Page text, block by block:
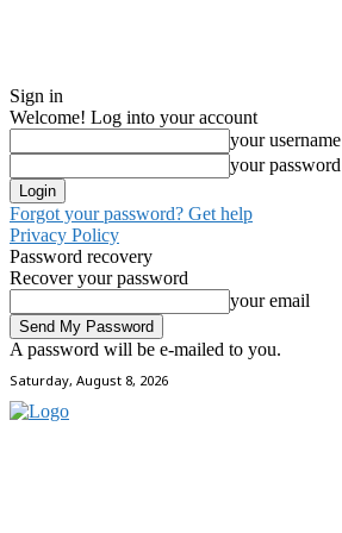
Sign in
Welcome! Log into your account
your username
your password
Forgot your password? Get help
Privacy Policy
Password recovery
Recover your password
your email
A password will be e-mailed to you.
Saturday, August 8, 2026